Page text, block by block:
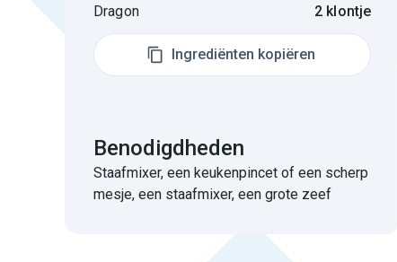
Dragon 2 klontje
Ingrediënten kopiëren
Benodigdheden
Staafmixer, een keukenpincet of een scherp
mesje, een staafmixer, een grote zeef